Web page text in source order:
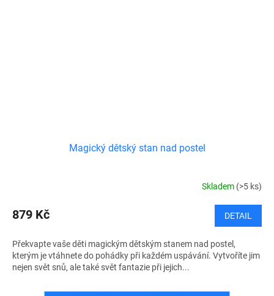
Magický dětský stan nad postel
Skladem (>5 ks)
879 Kč DETAIL
Překvapte vaše děti magickým dětským stanem nad postel,
kterým je vtáhnete do pohádky při každém uspávání. Vytvoříte jim
nejen svět snů, ale také svět fantazie při jejich...